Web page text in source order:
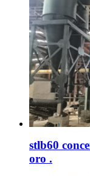
stlb60
oro .